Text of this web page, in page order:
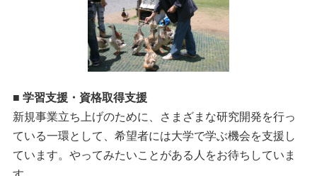
■ 学習支援・資格取得支援
新規事業立ち上げのために、さまざまな研究開発を行っ
ている一環として、希望者には大学で学ぶ機会を支援し
ています。やってみたいことがある人をお待ちしていま